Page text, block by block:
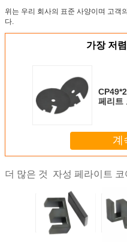
위는 우리 회사의 표준 사양이며 고객
다.
가장 저
페리트
계
더 많은 것 자성 페라이트 코